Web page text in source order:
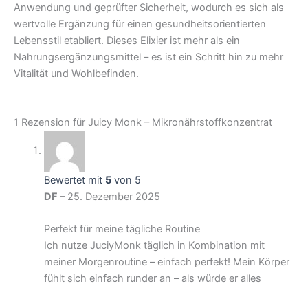
Anwendung und geprüfter Sicherheit, wodurch es sich als
wertvolle Ergänzung für einen gesundheitsorientierten
Lebensstil etabliert. Dieses Elixier ist mehr als ein
Nahrungsergänzungsmittel – es ist ein Schritt hin zu mehr
Vitalität und Wohlbefinden.
1 Rezension für Juicy Monk – Mikronährstoffkonzentrat
Bewertet mit 5von 5
DF – 25. Dezember 2025
Perfekt für meine tägliche Routine
Ich nutze JuciyMonk täglich in Kombination mit
meiner Morgenroutine – einfach perfekt! Mein Körper
fühlt sich einfach runder an – als würde er alles